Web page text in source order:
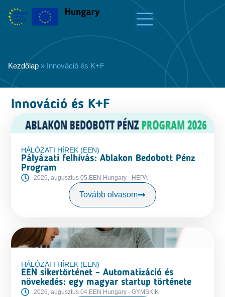
Kezdőlap » Innováció és K+F
Innováció és K+F
HÁLÓZATI HÍREK (EEN)
Pályázati felhívás: Ablakon Bedobott Pénz
Program
2026, augusztus 05.EEN Hungary - HEPA
Tovább olvasom
HÁLÓZATI HÍREK (EEN)
EEN sikertörténet – Automatizáció és
növekedés: egy magyar startup története
2026, augusztus 04.EEN Hungary - GYMSKIK